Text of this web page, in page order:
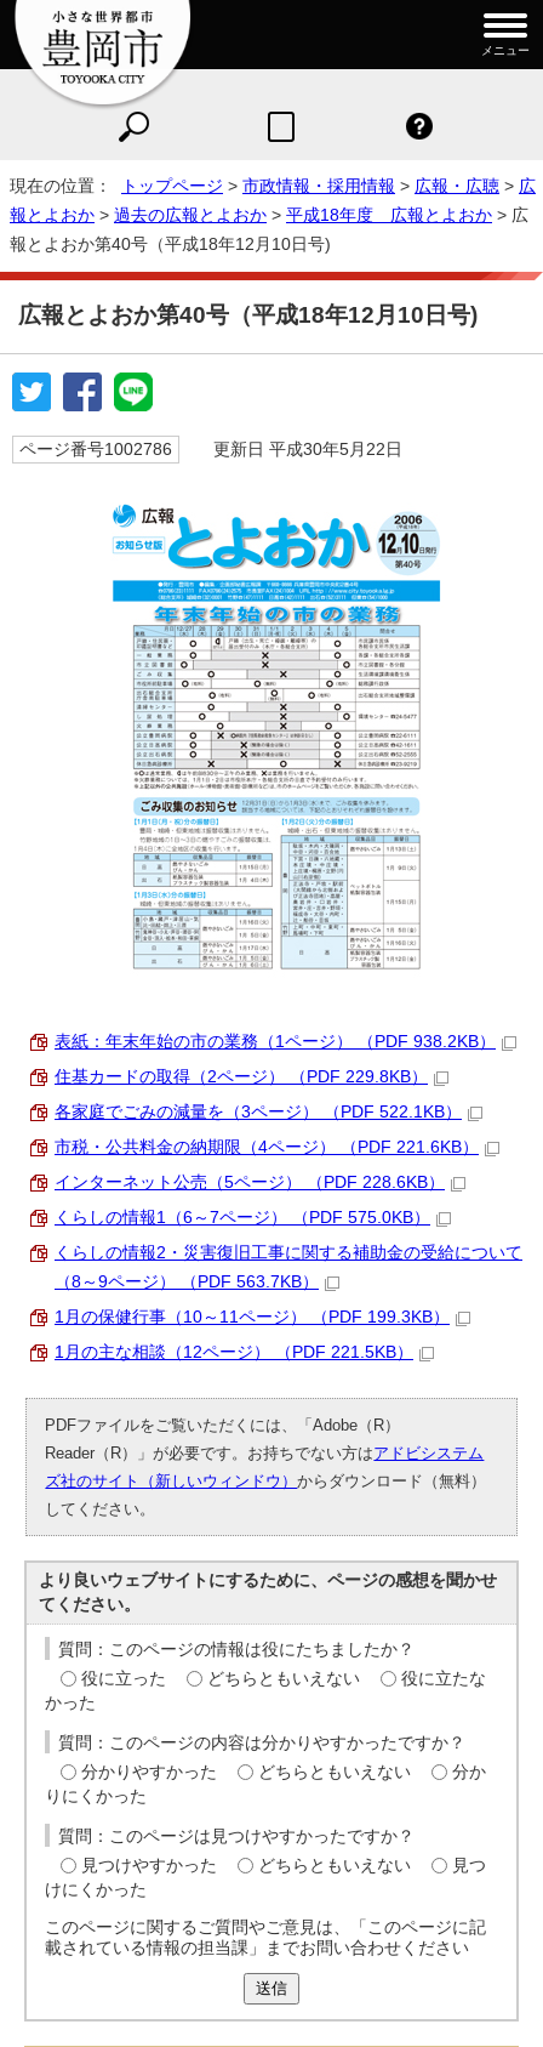
メニュー
現在の位置： トップページ > 市政情報・採用情報 > 広報・広聴 > 広
報とよおか > 過去の広報とよおか > 平成18年度 広報とよおか > 広
報とよおか第40号（平成18年12月10日号)
広報とよおか第40号（平成18年12月10日号)
ページ番号1002786 更新日 平成30年5月22日
表紙：年末年始の市の業務（1ページ） （PDF 938.2KB）
住基カードの取得（2ページ） （PDF 229.8KB）
各家庭でごみの減量を（3ページ） （PDF 522.1KB）
市税・公共料金の納期限（4ページ） （PDF 221.6KB）
インターネット公売（5ページ） （PDF 228.6KB）
くらしの情報1（6～7ページ） （PDF 575.0KB）
くらしの情報2・災害復旧工事に関する補助金の受給について
（8～9ページ） （PDF 563.7KB）
1月の保健行事（10～11ページ） （PDF 199.3KB）
1月の主な相談（12ページ） （PDF 221.5KB）
PDFファイルをご覧いただくには、「Adobe（R）
Reader（R）」が必要です。お持ちでない方はアドビシステム
ズ社のサイト（新しいウィンドウ）からダウンロード（無料）
してください。
より良いウェブサイトにするために、ページの感想を聞かせ
てください。
質問：このページの情報は役にたちましたか？
役に立った
どちらともいえない
役に立たな
かった
質問：このページの内容は分かりやすかったですか？
分かりやすかった
どちらともいえない
分か
りにくかった
質問：このページは見つけやすかったですか？
見つけやすかった
どちらともいえない
見つ
けにくかった
このページに関するご質問やご意見は、「このページに記
載されている情報の担当課」までお問い合わせください
送信